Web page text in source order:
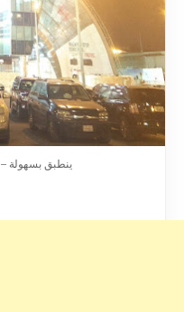
ينطبق بسهولة – Kuwait|Beirut Street